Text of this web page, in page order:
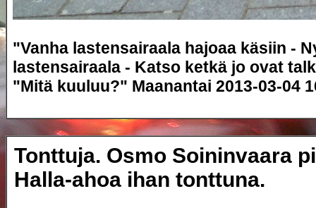
"Vanha lastensairaala hajoaa käsiin -
lastensairaala - Katso ketkä jo ovat
"Mitä kuuluu?" Maanantai 2013-03-04
Tonttuja. Osmo Soininvaara
Halla-ahoa ihan tonttuna.